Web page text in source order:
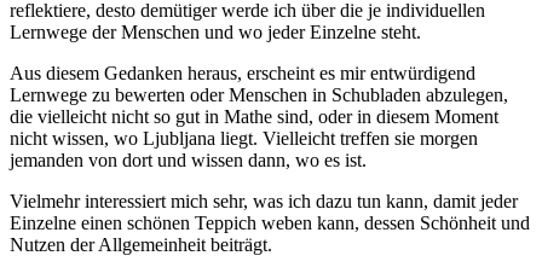
reflektiere, desto demütiger werde ich über die je individuellen
Lernwege der Menschen und wo jeder Einzelne steht.
Aus diesem Gedanken heraus, erscheint es mir entwürdigend
Lernwege zu bewerten oder Menschen in Schubladen abzulegen,
die vielleicht nicht so gut in Mathe sind, oder in diesem Moment
nicht wissen, wo Ljubljana liegt. Vielleicht treffen sie morgen
jemanden von dort und wissen dann, wo es ist.
Vielmehr interessiert mich sehr, was ich dazu tun kann, damit jeder
Einzelne einen schönen Teppich weben kann, dessen Schönheit und
Nutzen der Allgemeinheit beiträgt.